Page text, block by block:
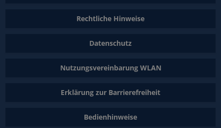
Rechtliche Hinweise
Datenschutz
Nutzungsvereinbarung WLAN
Erklärung zur Barrierefreiheit
Bedienhinweise